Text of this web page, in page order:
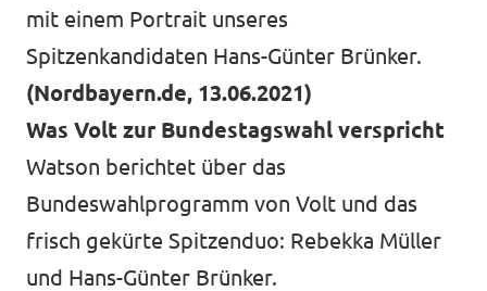
mit einem Portrait unseres
Spitzenkandidaten Hans-Günter Brünker.
(Nordbayern.de, 13.06.2021)
Was Volt zur Bundestagswahl verspricht
Watson berichtet über das
Bundeswahlprogramm von Volt und das
frisch gekürte Spitzenduo: Rebekka Müller
und Hans-Günter Brünker.